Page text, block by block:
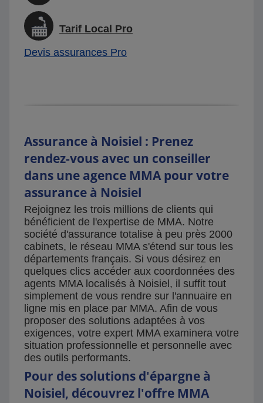
Tarif Local Pro
Devis assurances Pro
Assurance à Noisiel : Prenez
rendez-vous avec un conseiller
dans une agence MMA pour votre
assurance à Noisiel
Rejoignez les trois millions de clients qui
bénéficient de l'expertise de MMA. Notre
société d'assurance totalise à peu près 2000
cabinets, le réseau MMA s'étend sur tous les
départements français. Si vous désirez en
quelques clics accéder aux coordonnées des
agents MMA localisés à Noisiel, il suffit tout
simplement de vous rendre sur l'annuaire en
ligne mis en place par MMA. Afin de vous
proposer des solutions adaptées à vos
exigences, votre expert MMA examinera votre
situation professionnelle et personnelle avec
des outils performants.
Pour des solutions d'épargne à
Noisiel, découvrez l'offre MMA